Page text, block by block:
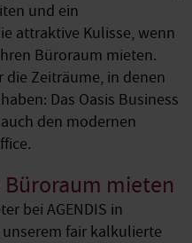
und ein
attraktive Kulisse, wenn
Büroraum mieten.
Zeiträume, in denen
Das Oasis Business
den modernen
mieten
bei AGENDIS in
fair kalkulierte